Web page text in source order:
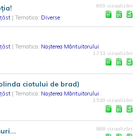
țăst | Tematica: Diverse
699 vizualizări
țăst | Tematica: Nașterea Mântuitorului
1.711 vizualizări
ciotului de brad)
țăst | Tematica: Nașterea Mântuitorului
1.510 vizualizări
868 vizualizări